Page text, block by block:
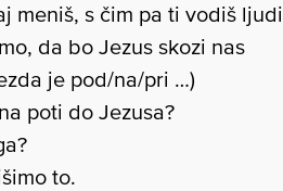
meniš, s čim pa ti vodiš ljudi
da bo Jezus skozi nas
je pod/na/pri …)
poti do Jezusa?
to.